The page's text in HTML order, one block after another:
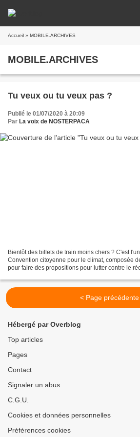
Accueil » MOBILE.ARCHIVES
MOBILE.ARCHIVES
Tu veux ou tu veux pas ?
Publié le 01/07/2020 à 20:09
Par La voix de NOSTERPACA
Bientôt des billets de train moins chers ? C'est
Convention citoyenne pour le climat, composée
pour faire des propositions pour lutter contre le
< Page précédente
Hébergé par Overblog
Top articles
Pages
Contact
Signaler un abus
C.G.U.
Cookies et données personnelles
Préférences cookies